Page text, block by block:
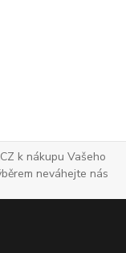
k nákupu Vašeho
neváhejte nás